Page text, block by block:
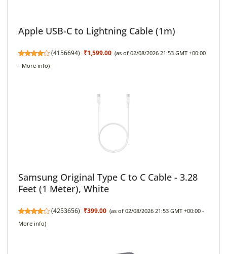
Apple USB-C to Lightning Cable (1m) ​​​​​​​
(4156694) ₹1,599.00 (as of 02/08/2026 21:53 GMT +00:00
- More info)
Samsung Original Type C to C Cable - 3.28
Feet (1 Meter), White
(4253656) ₹399.00 (as of 02/08/2026 21:53 GMT +00:00 -
More info)